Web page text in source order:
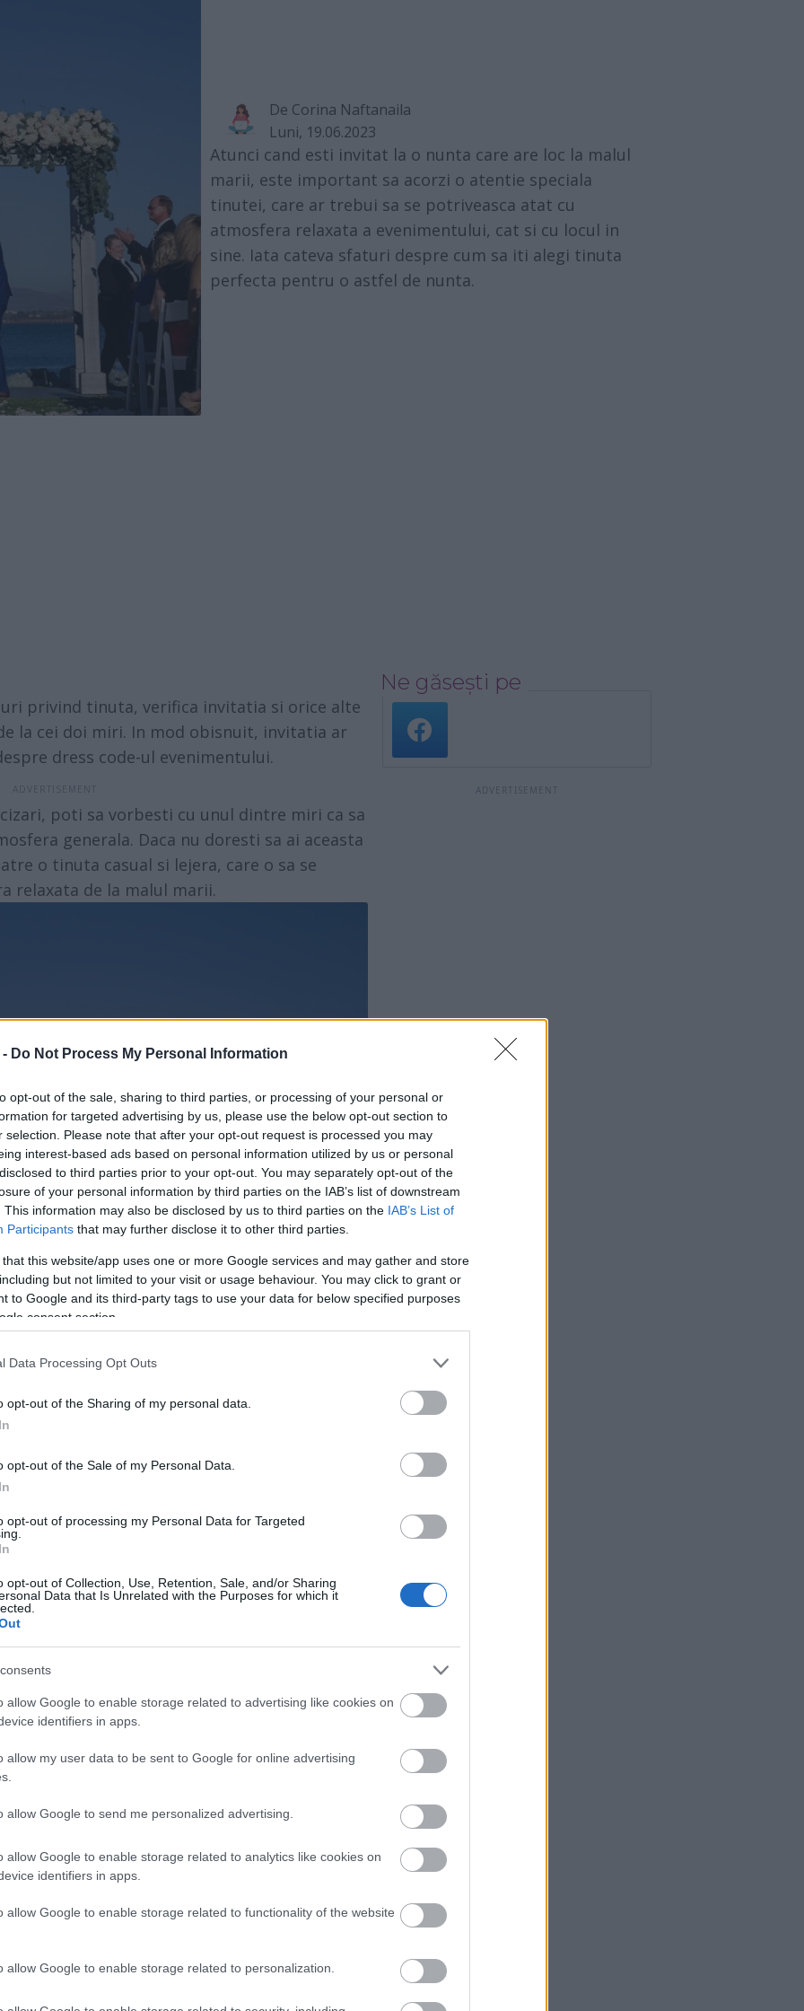
- Do Not Process My Personal Information
opt-out of the sale, sharing to third parties, or processing of your personal or
for targeted advertising by us, please use the below opt-out section to
selection. Please note that after your opt-out request is processed you may
interest-based ads based on personal information utilized by us or personal
to third parties prior to your opt-out. You may separately opt-out of the
of your personal information by third parties on the IAB’s list of downstream
This information may also be disclosed by us to third parties on the IAB’s List of
Participants that may further disclose it to other third parties.
that this website/app uses one or more Google services and may gather and store
but not limited to your visit or usage behaviour. You may click to grant or
to Google and its third-party tags to use your data for below specified purposes
consent section.
Data Processing Opt Outs
opt-out of the Sharing of my personal data.
opt-out of the Sale of my Personal Data.
opt-out of processing my Personal Data for Targeted
opt-out of Collection, Use, Retention, Sale, and/or Sharing
Data that Is Unrelated with the Purposes for which it
allow Google to enable storage related to advertising like cookies on
identifiers in apps.
allow my user data to be sent to Google for online advertising
allow Google to send me personalized advertising.
allow Google to enable storage related to analytics like cookies on
identifiers in apps.
allow Google to enable storage related to functionality of the website
allow Google to enable storage related to personalization.
De Corina Naftanaila
Luni, 19.06.2023
Atunci cand esti invitat la o nunta care are loc la malul
marii, este important sa acorzi o atentie speciala
tinutei, care ar trebui sa se potriveasca atat cu
atmosfera relaxata a evenimentului, cat si cu locul in
sine. Iata cateva sfaturi despre cum sa iti alegi tinuta
perfecta pentru o astfel de nunta.
privind tinuta, verifica invitatia si orice alte
la cei doi miri. In mod obisnuit, invitatia ar
dress code-ul evenimentului.
poti sa vorbesti cu unul dintre miri ca sa
generala. Daca nu doresti sa ai aceasta
o tinuta casual si lejera, care o sa se
relaxata de la malul marii.
malul marii, va fi, cel mai probabil, o zi
recomandat sa alegi rochii de ocazie
confort pe tot parcursul evenimentului.
te imbraci mai elegant, asigura-te ca alegi
pielii sa respire si care te vor ajuta sa faci
vor face ținuta să pară mai
sa eviti cand iti alegi rochia de
îți fac ținuta să pară vulgară,
piese scumpe
de inspiratie marina
deschise, dar si cele cu imprimeuri de
o nunta la malul marii. Albastrul, verdele
si se potrivesc de minune cu peisajul
bronzata.
Ne găsești pe